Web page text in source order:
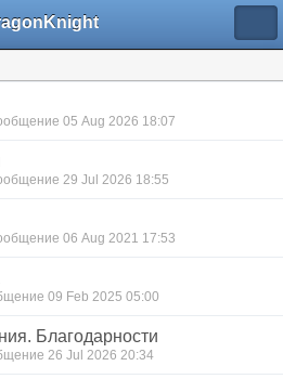
05 Aug 2026 18:07
29 Jul 2026 18:55
06 Aug 2021 17:53
09 Feb 2025 05:00
Благодарности
26 Jul 2026 20:34